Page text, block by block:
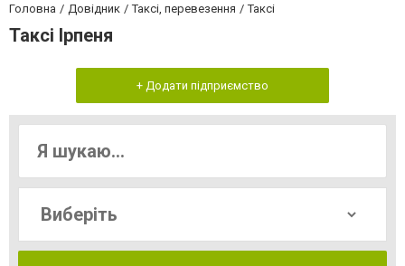
Головна Довідник Таксі, перевезення Таксі
Таксі Ірпеня
+ Додати підприємство